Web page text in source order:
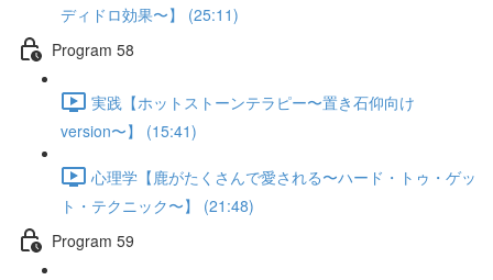
ディドロ効果〜】 (25:11)
Program 58
実践【ホットストーンテラピー〜置き石仰向け
version〜】 (15:41)
心理学【鹿がたくさんで愛される〜ハード・トゥ・ゲッ
ト・テクニック〜】 (21:48)
Program 59